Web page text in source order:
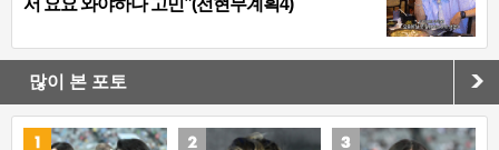
많이 본 포토